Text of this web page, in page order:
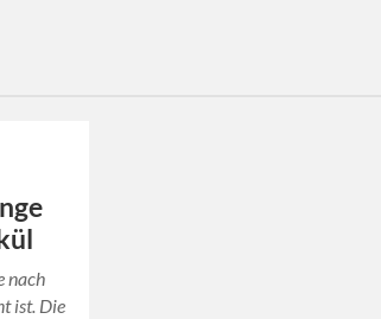
nach
ist. Die